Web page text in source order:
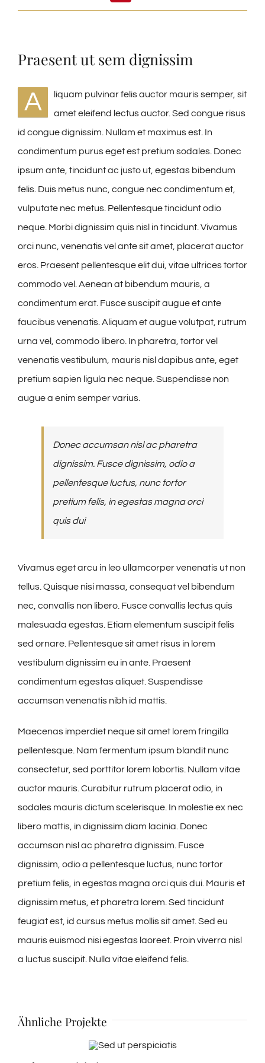
Praesent ut sem dignissim
A
liquam pulvinar felis auctor mauris semper, sit
amet eleifend lectus auctor. Sed congue risus
id congue dignissim. Nullam et maximus est. In
condimentum purus eget est pretium sodales. Donec
ipsum ante, tincidunt ac justo ut, egestas bibendum
felis. Duis metus nunc, congue nec condimentum et,
vulputate nec metus. Pellentesque tincidunt odio
neque. Morbi dignissim quis nisl in tincidunt. Vivamus
orci nunc, venenatis vel ante sit amet, placerat auctor
eros. Praesent pellentesque elit dui, vitae ultrices tortor
commodo vel. Aenean at bibendum mauris, a
condimentum erat. Fusce suscipit augue et ante
faucibus venenatis. Aliquam et augue volutpat, rutrum
urna vel, commodo libero. In pharetra, tortor vel
venenatis vestibulum, mauris nisl dapibus ante, eget
pretium sapien ligula nec neque. Suspendisse non
augue a enim semper varius.
Donec accumsan nisl ac pharetra
dignissim. Fusce dignissim, odio a
pellentesque luctus, nunc tortor
pretium felis, in egestas magna orci
quis dui
Vivamus eget arcu in leo ullamcorper venenatis ut non
tellus. Quisque nisi massa, consequat vel bibendum
nec, convallis non libero. Fusce convallis lectus quis
malesuada egestas. Etiam elementum suscipit felis
sed ornare. Pellentesque sit amet risus in lorem
vestibulum dignissim eu in ante. Praesent
condimentum egestas aliquet. Suspendisse
accumsan venenatis nibh id mattis.
Maecenas imperdiet neque sit amet lorem fringilla
pellentesque. Nam fermentum ipsum blandit nunc
consectetur, sed porttitor lorem lobortis. Nullam vitae
auctor mauris. Curabitur rutrum placerat odio, in
sodales mauris dictum scelerisque. In molestie ex nec
libero mattis, in dignissim diam lacinia. Donec
accumsan nisl ac pharetra dignissim. Fusce
dignissim, odio a pellentesque luctus, nunc tortor
pretium felis, in egestas magna orci quis dui. Mauris et
dignissim metus, et pharetra lorem. Sed tincidunt
feugiat est, id cursus metus mollis sit amet. Sed eu
mauris euismod nisi egestas laoreet. Proin viverra nisl
a luctus suscipit. Nulla vitae eleifend felis.
Ähnliche Projekte